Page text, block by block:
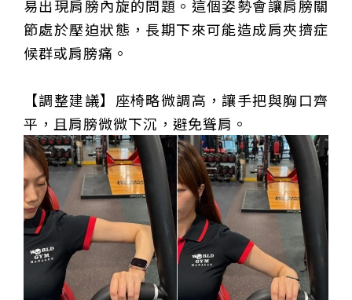
易出現肩膀內旋的問題。這個姿勢會讓肩膀關
節處於壓迫狀態，長期下來可能造成肩夾擠症
候群或肩膀痛。
【調整建議】座椅略微調高，讓手把與胸口齊
平，且肩膀微微下沉，避免聳肩。